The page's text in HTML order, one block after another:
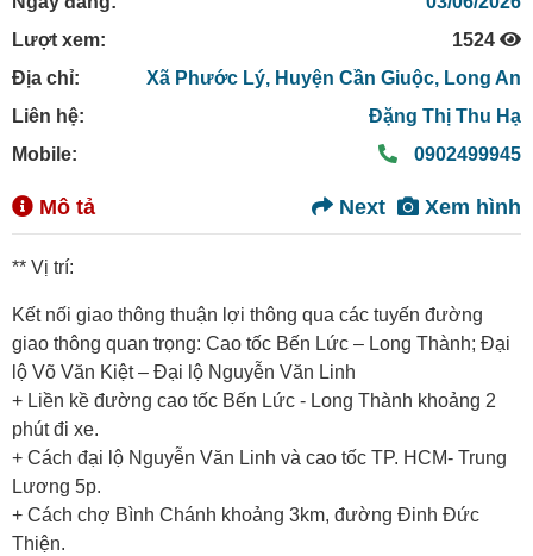
Lượt xem:
1524
Địa chỉ:
Xã Phước Lý, Huyện Cần Giuộc, Long An
Liên hệ:
Đặng Thị Thu Hạ
Mobile:
0902499945
Mô tả Xem hình
Next
** Vị trí:
Kết nối giao thông thuận lợi thông qua các tuyến đường
giao thông quan trọng: Cao tốc Bến Lức – Long Thành; Đại
lộ Võ Văn Kiệt – Đại lộ Nguyễn Văn Linh
+ Liền kề đường cao tốc Bến Lức - Long Thành khoảng 2
phút đi xe.
+ Cách đại lộ Nguyễn Văn Linh và cao tốc TP. HCM- Trung
Lương 5p.
+ Cách chợ Bình Chánh khoảng 3km, đường Đinh Đức
Thiện.